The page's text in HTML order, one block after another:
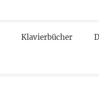
Klavierbücher